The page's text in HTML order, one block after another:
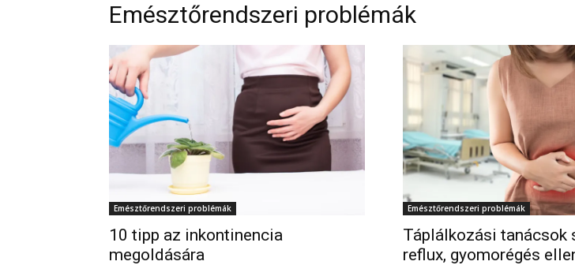
Emésztőrendszeri problémák
Emésztőrendszeri problémák
10 tipp az inkontinencia
megoldására
Emésztőrendszeri problémák
Táplálkozási tanácsok
reflux, gyomorégés